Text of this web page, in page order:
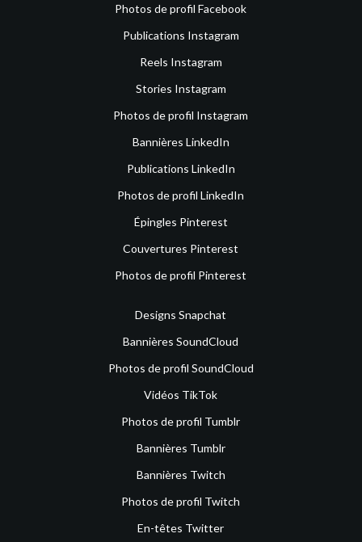
Photos de profil Facebook
Publications Instagram
Reels Instagram
Stories Instagram
Photos de profil Instagram
Bannières LinkedIn
Publications LinkedIn
Photos de profil LinkedIn
Épingles Pinterest
Couvertures Pinterest
Photos de profil Pinterest
Designs Snapchat
Bannières SoundCloud
Photos de profil SoundCloud
Vidéos TikTok
Photos de profil Tumblr
Bannières Tumblr
Bannières Twitch
Photos de profil Twitch
En-têtes Twitter